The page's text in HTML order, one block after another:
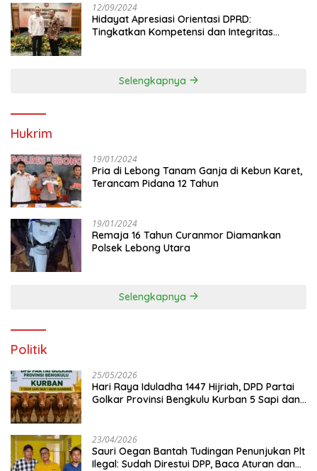
12/09/2024
Hidayat Apresiasi Orientasi DPRD:
Tingkatkan Kompetensi dan Integritas
Selengkapnya
Hukrim
19/01/2024
Pria di Lebong Tanam Ganja di Kebun Karet,
Terancam Pidana 12 Tahun
19/01/2024
Remaja 16 Tahun Curanmor Diamankan
Polsek Lebong Utara
Selengkapnya
Politik
25/05/2026
Hari Raya Iduladha 1447 Hijriah, DPD Partai
Golkar Provinsi Bengkulu Kurban 5 Sapi dan 1
23/04/2026
Sauri Oegan Bantah Tudingan Penunjukan Plt
Ilegal: Sudah Direstui DPP, Baca Aturan dan